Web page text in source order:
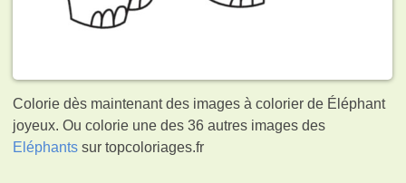
Colorie dès maintenant des images à colorier de Éléphant
joyeux. Ou colorie une des 36 autres images des
Eléphants sur topcoloriages.fr